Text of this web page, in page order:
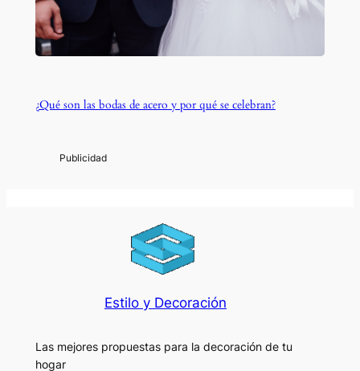
¿Qué son las bodas de acero y por qué se celebran?
Estilo y Decoración
Las mejores propuestas para la decoración de tu
hogar